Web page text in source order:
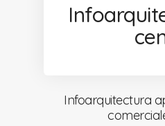
Infoarquitectura